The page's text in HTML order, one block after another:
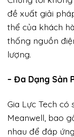
đề xuất giải
thể của khách
thống nguồn
lượng.
– Đa Dạng Sản
Gia Lực Tech
Meanwell, bao
nhau để đáp